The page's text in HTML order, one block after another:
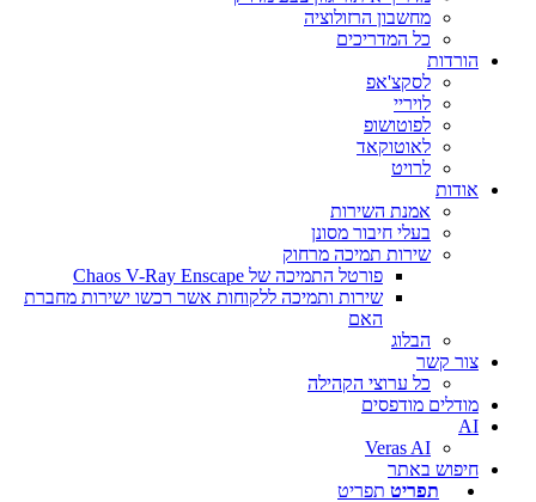
מחשבון הרזולוציה
כל המדריכים
הורדות
לסקצ'אפ
לויריי
לפוטושופ
לאוטוקאד
לרויט
אודות
אמנת השירות
בעלי חיבור מסונן
שירות תמיכה מרחוק
פורטל התמיכה של Chaos V-Ray Enscape
שירות ותמיכה ללקוחות אשר רכשו ישירות מחברת
הבלוג
צור קשר
כל ערוצי הקהילה
מודלים מודפסים
AI
Veras AI
חיפוש באתר
תפריט תפריט